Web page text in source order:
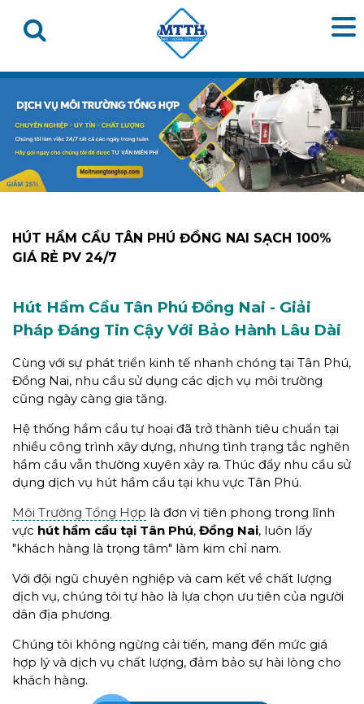
HÚT HẦM CẦU TÂN PHÚ ĐỒNG NAI SẠCH 100%
GIÁ RẺ PV 24/7
Hút Hầm Cầu Tân Phú Đồng Nai - Giải
Pháp Đáng Tin Cậy Với Bảo Hành Lâu Dài
Cùng với sự phát triển kinh tế nhanh chóng tại Tân Phú,
Đồng Nai, nhu cầu sử dụng các dịch vụ môi trường
cũng ngày càng gia tăng.
Hệ thống hầm cầu tự hoại đã trở thành tiêu chuẩn tại
nhiều công trình xây dựng, nhưng tình trạng tắc nghẽn
hầm cầu vẫn thường xuyên xảy ra. Thúc đẩy nhu cầu sử
dụng dịch vụ hút hầm cầu tại khu vực Tân Phú.
Môi Trường Tổng Hợp là đơn vị tiên phong trong lĩnh
vực hút hầm cầu tại Tân Phú, Đồng Nai, luôn lấy
"khách hàng là trọng tâm" làm kim chỉ nam.
Với đội ngũ chuyên nghiệp và cam kết về chất lượng
dịch vụ, chúng tôi tự hào là lựa chọn ưu tiên của người
dân địa phương.
Chúng tôi không ngừng cải tiến, mang đến mức giá
hợp lý và dịch vụ chất lượng, đảm bảo sự hài lòng cho
khách hàng.